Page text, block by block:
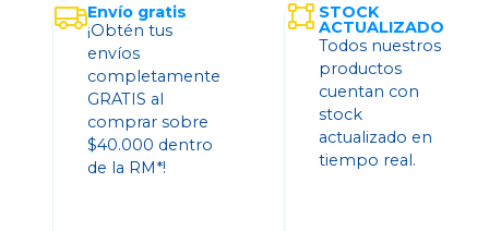
Envío gratis
¡Obtén tus
envíos
completamente
GRATIS al
comprar sobre
$40.000 dentro
de la RM*!
STOCK
ACTUALIZADO
Todos nuestros
productos
cuentan con
stock
actualizado en
tiempo real.